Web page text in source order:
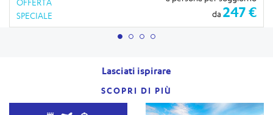
OFFERTA
SPECIALE
da 247 €
Lasciati ispirare
SCOPRI DI PIÙ